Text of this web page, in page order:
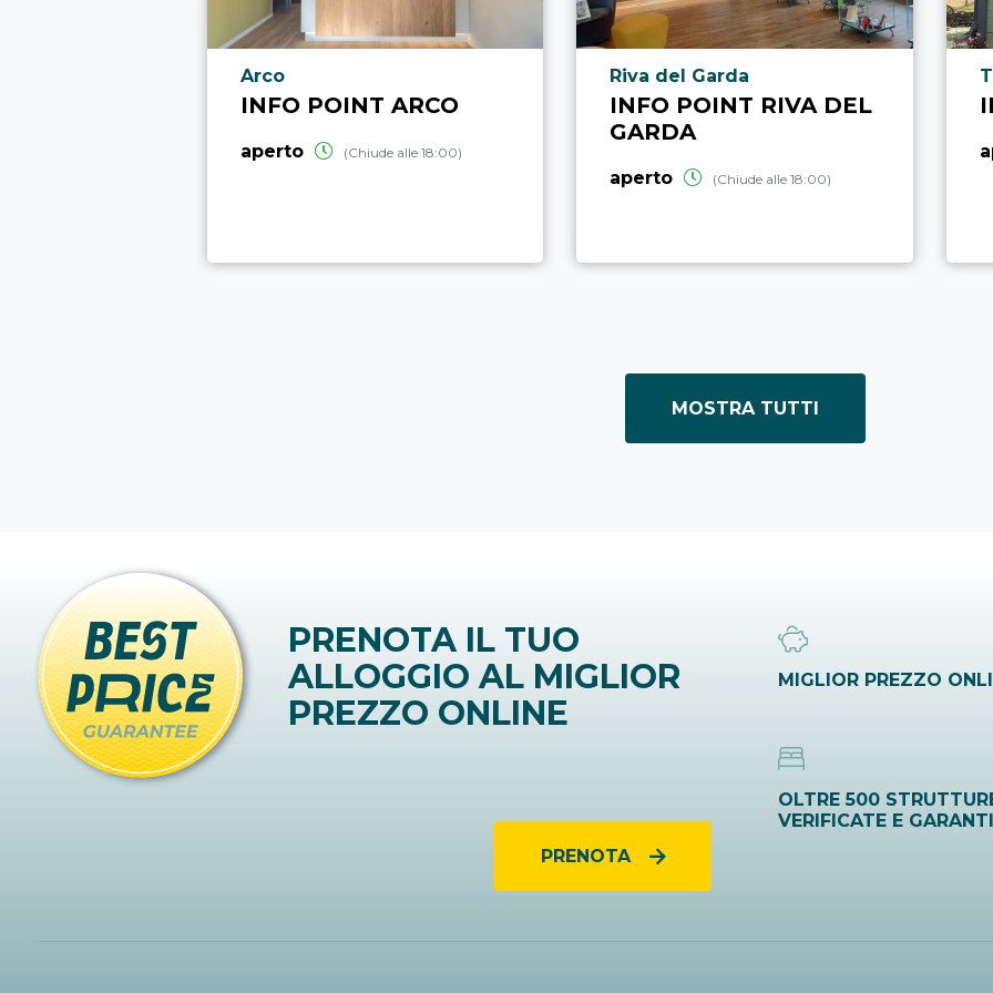
Località punto di interesse
Arco
INFO POINT ARCO
aperto (Chiude alle 18:00)
Località punto di interesse
Riva del Garda
INFO POINT RIVA DEL
GARDA
aperto (Chiude alle 18:00)
MOSTRA TUTTI
PRENOTA IL TUO
ALLOGGIO AL MIGLIOR
PREZZO ONLINE
PRENOTA
MIGLIOR PREZZO
OLTRE 500
VERIFICATE E